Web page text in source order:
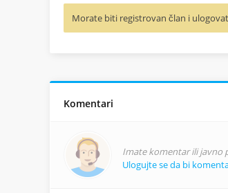
Morate biti registrovan član i
Komentari
Imate komentar ili javno
Ulogujte se da bi